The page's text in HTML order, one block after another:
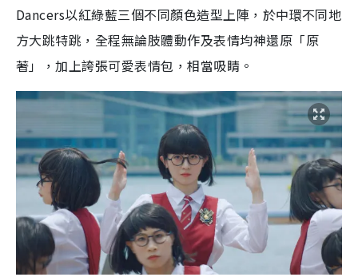
Dancers以紅綠藍三個不同顏色造型上陣，於中環不同地
方大跳特跳，全程無論肢體動作及表情均神還原「原
著」，加上誇張可愛表情包，相當吸睛。